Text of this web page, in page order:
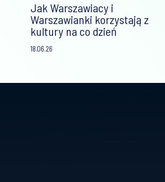
Jak Warszawiacy i
Warszawianki korzystają z
kultury na co dzień
18.06.26